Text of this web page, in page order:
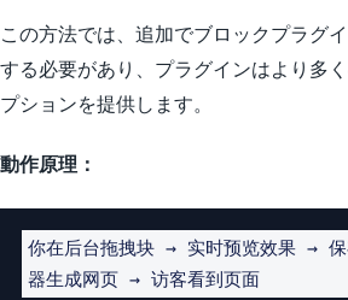
この方法では、追加でブロックプラグ
する必要があり、プラグインはより多
プションを提供します。
動作原理：
你在后台拖拽块 → 实时预览效果 →
器生成网页 → 访客看到页面